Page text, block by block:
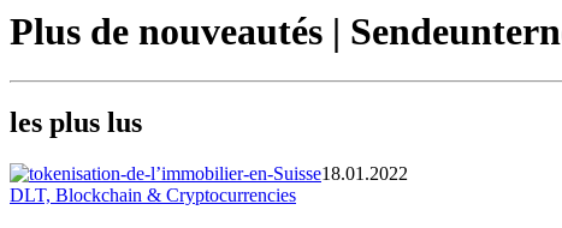
Plus de nouveautés |
les plus lus
18.01.2022
DLT, Blockchain & Cryptocurrencies